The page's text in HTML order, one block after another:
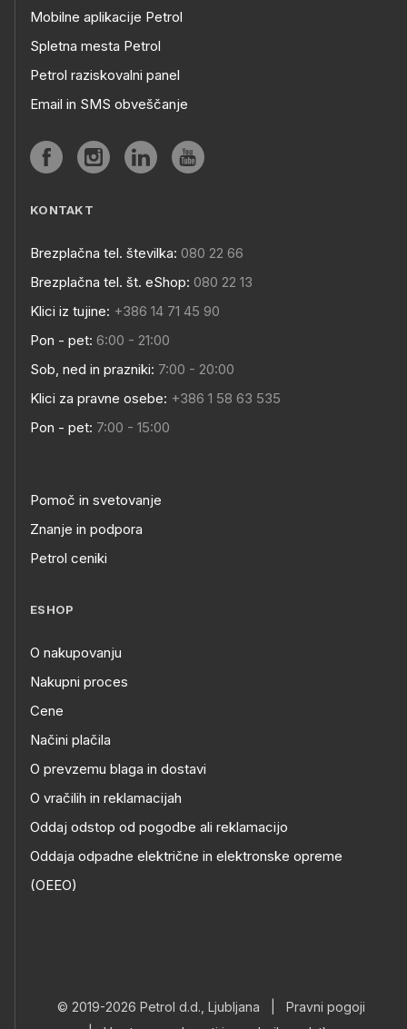
Mobilne aplikacije Petrol
Spletna mesta Petrol
Petrol raziskovalni panel
Email in SMS obveščanje
KONTAKT
Brezplačna tel. številka: 080 22 66
Brezplačna tel. št. eShop: 080 22 13
Klici iz tujine: +386 14 71 45 90
Pon - pet: 6:00 - 21:00
Sob, ned in prazniki: 7:00 - 20:00
Klici za pravne osebe: +386 1 58 63 535
Pon - pet: 7:00 - 15:00
Pomoč in svetovanje
Znanje in podpora
Petrol ceniki
ESHOP
O nakupovanju
Nakupni proces
Cene
Načini plačila
O prevzemu blaga in dostavi
O vračilih in reklamacijah
Oddaj odstop od pogodbe ali reklamacijo
Oddaja odpadne električne in elektronske opreme
(OEEO)
© 2019-2026 Petrol d.d., Ljubljana
Pravni pogoji